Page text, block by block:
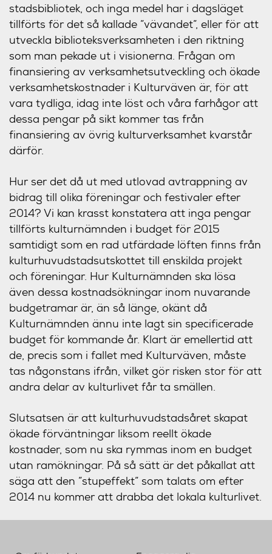
stadsbibliotek, och inga medel har i dagsläget
tillförts för det så kallade ”vävandet”, eller för att
utveckla biblioteksverksamheten i den riktning
som man pekade ut i visionerna. Frågan om
finansiering av verksamhetsutveckling och ökade
verksamhetskostnader i Kulturväven är, för att
vara tydliga, idag inte löst och våra farhågor att
dessa pengar på sikt kommer tas från
finansiering av övrig kulturverksamhet kvarstår
därför.
Hur ser det då ut med utlovad avtrappning av
bidrag till olika föreningar och festivaler efter
2014? Vi kan krasst konstatera att inga pengar
tillförts kulturnämnden i budget för 2015
samtidigt som en rad utfärdade löften finns från
kulturhuvudstadsutskottet till enskilda projekt
och föreningar. Hur Kulturnämnden ska lösa
även dessa kostnadsökningar inom nuvarande
budgetramar är, än så länge, okänt då
Kulturnämnden ännu inte lagt sin specificerade
budget för kommande år. Klart är emellertid att
de, precis som i fallet med Kulturväven, måste
tas någonstans ifrån, vilket gör risken stor för att
andra delar av kulturlivet får ta smällen.
Slutsatsen är att kulturhuvudstadsåret skapat
ökade förväntningar liksom reellt ökade
kostnader, som nu ska rymmas inom en budget
utan ramökningar. På så sätt är det påkallat att
säga att den ”stupeffekt” som talats om efter
2014 nu kommer att drabba det lokala kulturlivet.